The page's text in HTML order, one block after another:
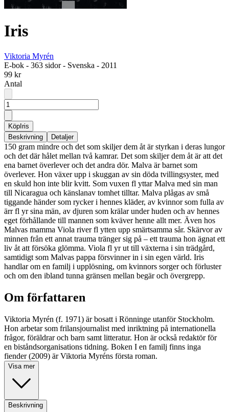
Iris
Viktoria Myrén
E-bok - 363 sidor- Svenska - 2011
99 kr
Antal
Köp Iris
Beskrivning
Detaljer
150 gram mindre och det som skiljer dem åt är styrkan i deras lungor
och det där hålet mellan två kamrar. Det som skiljer dem åt är att det
ena barnet överlever och det andra dör. Malva är barnet som
överlever. Hon växer upp i skuggan av sin döda tvillingsyster, med
en skuld hon inte blir kvitt. Som vuxen fl yttar Malva med sin man
till Nicaragua och känslanav tomhet tilltar. Malva plågas av små
tiggande händer som rycker i hennes kläder, av kvinnor som fulla av
ärr fl yr sina män, av djuren som krälar under huden och av hennes
eget förhållande till mannen som kväver henne allt mer. Även hos
Malvas mamma Viola river fl ytten upp smärtsamma sår. Skärvor av
minnen från ett annat trauma tränger sig på – ett trauma hon ägnat ett
liv åt att försöka glömma. Viola fl yr ut till växterna i sin trädgård,
samtidigt som Malvas pappa försvinner in i sin egen värld. Iris
handlar om en familj i upplösning, om kvinnors sorger och förluster
och om den ibland tunna gränsen mellan begär och övergrepp.
Om författaren
Viktoria Myrén (f. 1971) är bosatt i Rönninge utanför Stockholm.
Hon arbetar som frilansjournalist med inriktning på internationella
frågor, föräldrar och barn samt litteratur. Hon är också redaktör för
en biståndsorganisations tidning. Boken I en familj finns inga
fiender (2009) är Viktoria Myréns första roman.
Visa mer
Beskrivning